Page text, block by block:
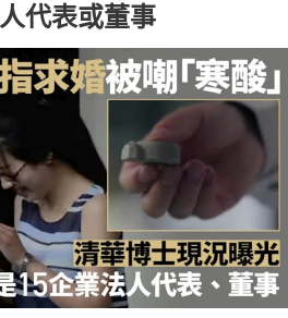
代表或董事